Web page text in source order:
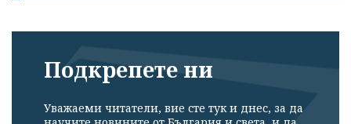
Подкрепете ни
Уважаеми читатели, вие сте тук и днес, за да